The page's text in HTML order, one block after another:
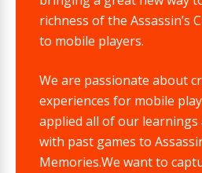
richness of the Assassin’s
to mobile players.
We are passionate about
experiences for mobile
applied all of our learnings
with past games to
Memories.We want to